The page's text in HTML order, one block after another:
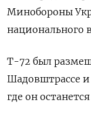
Минобороны
национального
Т-72 был
Шадовштрассе
где он